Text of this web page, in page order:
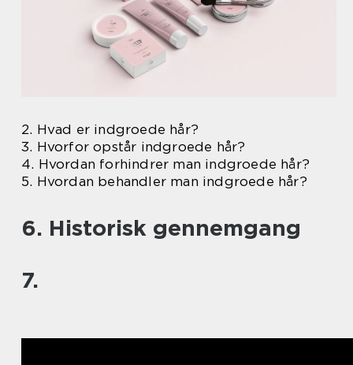
2. Hvad er indgroede hår?
3. Hvorfor opstår indgroede hår?
4. Hvordan forhindrer man indgroede hår?
5. Hvordan behandler man indgroede hår?
6. Historisk gennemgang
7.